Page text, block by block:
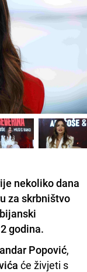
nekoliko dana
za skrbništvo
godina.
Popović,
će živjeti s